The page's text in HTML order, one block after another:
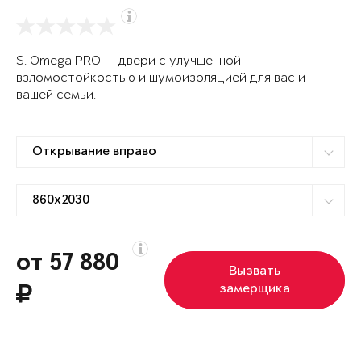
S. Omega PRO — двери с улучшенной
взломостойкостью и шумоизоляцией для вас и
вашей семьи.
от 57 880
Вызвать
замерщика